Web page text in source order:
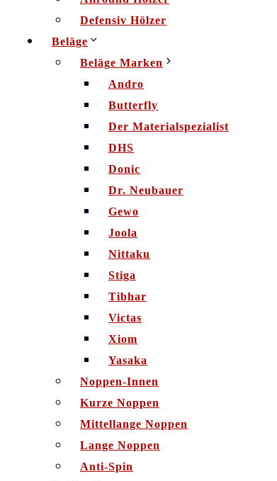
Defensiv Hölzer
Beläge
Beläge Marken
Andro
Butterfly
Der Materialspezialist
DHS
Donic
Dr. Neubauer
Gewo
Joola
Nittaku
Stiga
Tibhar
Victas
Xiom
Yasaka
Noppen-Innen
Kurze Noppen
Mittellange Noppen
Lange Noppen
Anti-Spin